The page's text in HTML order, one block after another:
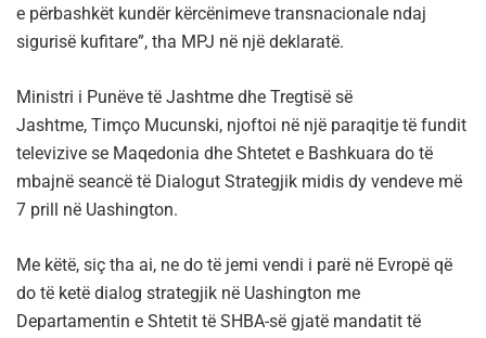
e përbashkët kundër kërcënimeve transnacionale ndaj
sigurisë kufitare”, tha MPJ në një deklaratë.
Ministri i Punëve të Jashtme dhe Tregtisë së
Jashtme, Timço Mucunski, njoftoi në një paraqitje të fundit
televizive se Maqedonia dhe Shtetet e Bashkuara do të
mbajnë seancë të Dialogut Strategjik midis dy vendeve më
7 prill në Uashington.
Me këtë, siç tha ai, ne do të jemi vendi i parë në Evropë që
do të ketë dialog strategjik në Uashington me
Departamentin e Shtetit të SHBA-së gjatë mandatit të